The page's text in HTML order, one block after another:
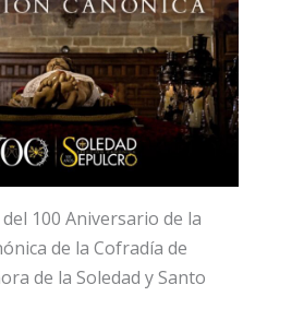
100 Aniversario de la
de la Cofradía de
de la Soledad y Santo